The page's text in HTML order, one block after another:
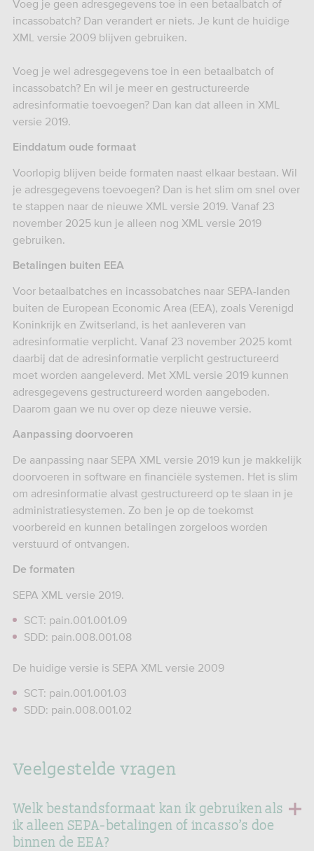
Voeg je geen adresgegevens toe in een betaalbatch of
incassobatch? Dan verandert er niets. Je kunt de huidige
XML versie 2009 blijven gebruiken.
Voeg je wel adresgegevens toe in een betaalbatch of
incassobatch? En wil je meer en gestructureerde
adresinformatie toevoegen? Dan kan dat alleen in XML
versie 2019.
Einddatum oude formaat
Voorlopig blijven beide formaten naast elkaar bestaan. Wil
je adresgegevens toevoegen? Dan is het slim om snel over
te stappen naar de nieuwe XML versie 2019. Vanaf 23
november 2025 kun je alleen nog XML versie 2019
gebruiken.
Betalingen buiten EEA
Voor betaalbatches en incassobatches naar SEPA-landen
buiten de European Economic Area (EEA), zoals Verenigd
Koninkrijk en Zwitserland, is het aanleveren van
adresinformatie verplicht. Vanaf 23 november 2025 komt
daarbij dat de adresinformatie verplicht gestructureerd
moet worden aangeleverd. Met XML versie 2019 kunnen
adresgegevens gestructureerd worden aangeboden.
Daarom gaan we nu over op deze nieuwe versie.
Aanpassing doorvoeren
De aanpassing naar SEPA XML versie 2019 kun je makkelijk
doorvoeren in software en financiële systemen. Het is slim
om adresinformatie alvast gestructureerd op te slaan in je
administratiesystemen. Zo ben je op de toekomst
voorbereid en kunnen betalingen zorgeloos worden
verstuurd of ontvangen.
De formaten
SEPA XML versie 2019.
SCT: pain.001.001.09
SDD: pain.008.001.08
De huidige versie is SEPA XML versie 2009
SCT: pain.001.001.03
SDD: pain.008.001.02
Veelgestelde vragen
Welk bestandsformaat kan ik gebruiken als
ik alleen SEPA-betalingen of incasso’s doe
binnen de EEA?